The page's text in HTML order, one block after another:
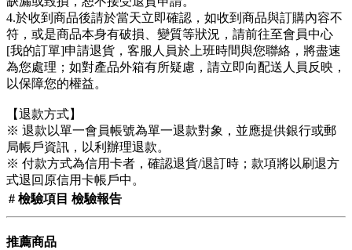
4.於收到商品後請於當天立即確認，如收到商品與訂購內容不
符，或是商品本身有破損、變質等狀況，請前往至會員中心
[我的訂單]申請退貨，客服人員於上班時間與您聯絡，將盡速
為您處理；如對產品外箱有所疑慮，請立即向配送人員反映，
以保障您的權益。
【退款方式】
※ 退款以單一會員帳號為單一退款對象，並應提供銀行或郵
局帳戶資訊，以利辦理退款。
※ 付款方式為信用卡者，確認退貨/退訂時；款項將以刷退方
式退回原信用卡帳戶中。
# 檢驗項目 檢驗報告
推薦商品